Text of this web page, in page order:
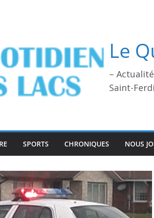
Le
–
Saint-
SPORTS CHRONIQUES NOUS